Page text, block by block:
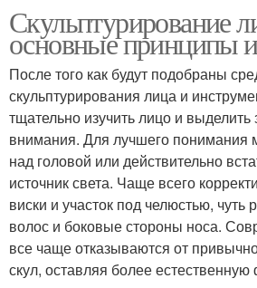
Скульптурирование
основные принципы
После того как будут подобраны
скульптурирования лица и
тщательно изучить лицо и
внимания. Для лучшего понимания
над головой или действительно
источник света. Чаще всего
виски и участок под челюстью,
волос и боковые стороны носа.
все чаще отказываются от
скул, оставляя более